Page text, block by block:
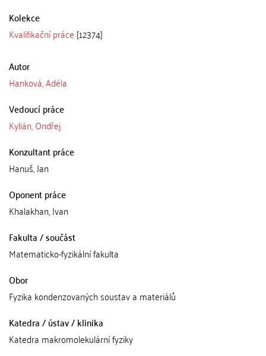
Kolekce
Kvalifikační práce [12374]
Autor
Hanková, Adéla
Vedoucí práce
Kylián, Ondřej
Konzultant práce
Hanuš, Jan
Oponent práce
Khalakhan, Ivan
Fakulta / součást
Matematicko-fyzikální fakulta
Obor
Fyzika kondenzovaných soustav a materiálů
Katedra / ústav / klinika
Katedra makromolekulární fyziky